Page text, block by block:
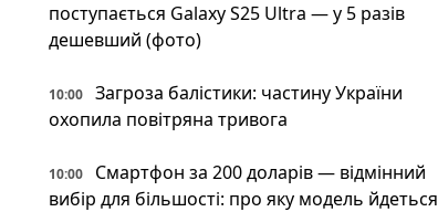
поступається Galaxy S25 Ultra — у 5 разів
дешевший (фото)
10:00
Загроза балістики: частину України
охопила повітряна тривога
10:00
Смартфон за 200 доларів — відмінний
вибір для більшості: про яку модель йдеться